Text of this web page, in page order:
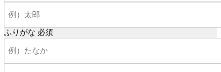
ふりがな 必須